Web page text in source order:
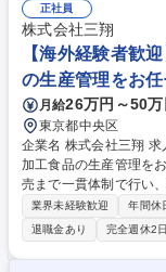
ご経験に応じてマネジ
す。 【業務詳細】 担当
売や、大手外食・中食
ニエンスストア等への業務用製品の営業
候補)】東証S上場『サ
正社員
株式会社三翔
【海外経験者歓
の生産管理をお
月給26万円～50万
東京都中央区
企業名 株式会社三翔 求人名 【海外経験者歓迎】海外へ挑戦/残業10H/水産
加工食品の生産管理をお任せ！ 仕事の内容 水産物の仕
売まで一貫体制で行い
おいて、海外の工場で
はOJTで業務を学び、
計画・船積み計画作成
【出張】長期の海外出
業界未経験歓迎 年間休
退職金あり
完全週休2